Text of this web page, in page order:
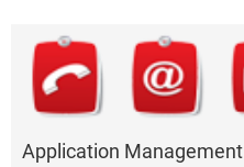
Application Management